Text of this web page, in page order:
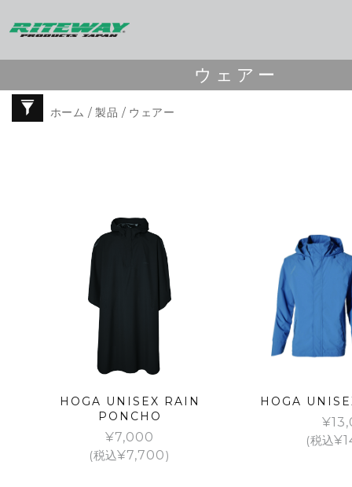
ウェアー
ホーム /製品 / ウェアー
HOGA UNISEX RAIN
PONCHO
¥7,000
(税込¥7,700)
HOGA
¥
(税込¥